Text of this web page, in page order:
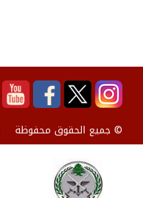
© جميع الحقوق محفوظة